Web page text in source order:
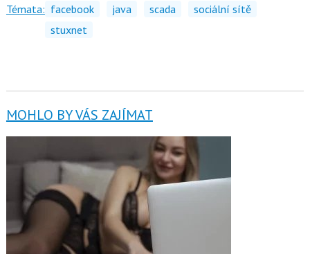
Témata: facebook java scada
sociální sítě
stuxnet
MOHLO BY VÁS ZAJÍMAT